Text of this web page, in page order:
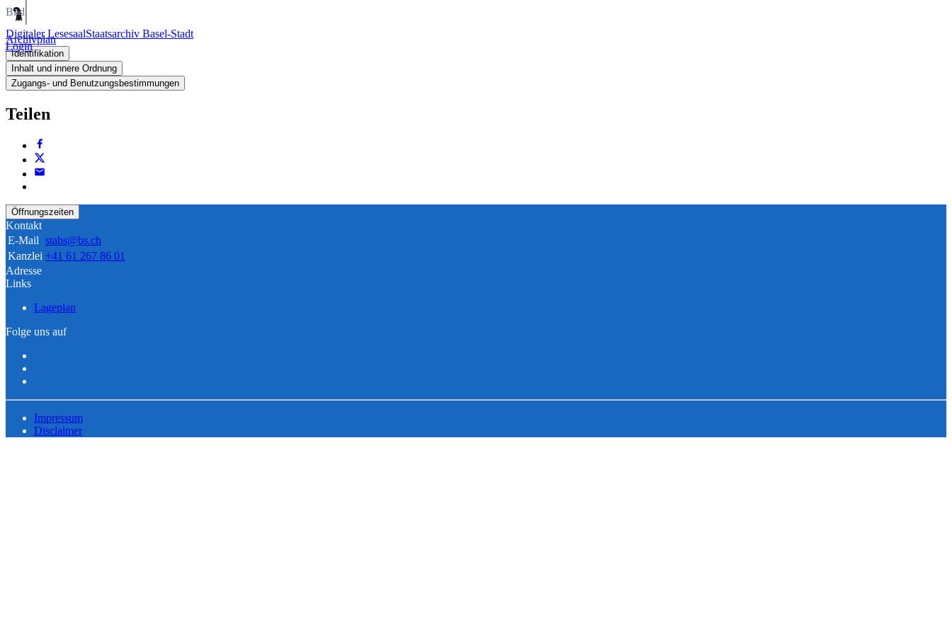
Digitaler LesesaalStaatsarchiv Basel-Stadt
Login
Bild
Archivplan
Identifikation
Inhalt und innere Ordnung
Zugangs- und Benutzungsbestimmungen
Teilen
Öffnungszeiten
Kontakt
E-Mail stabs@bs.ch
Kanzlei +41 61 267 86 01
Adresse
Links
Lageplan
Folge uns auf
Impressum
Disclaimer